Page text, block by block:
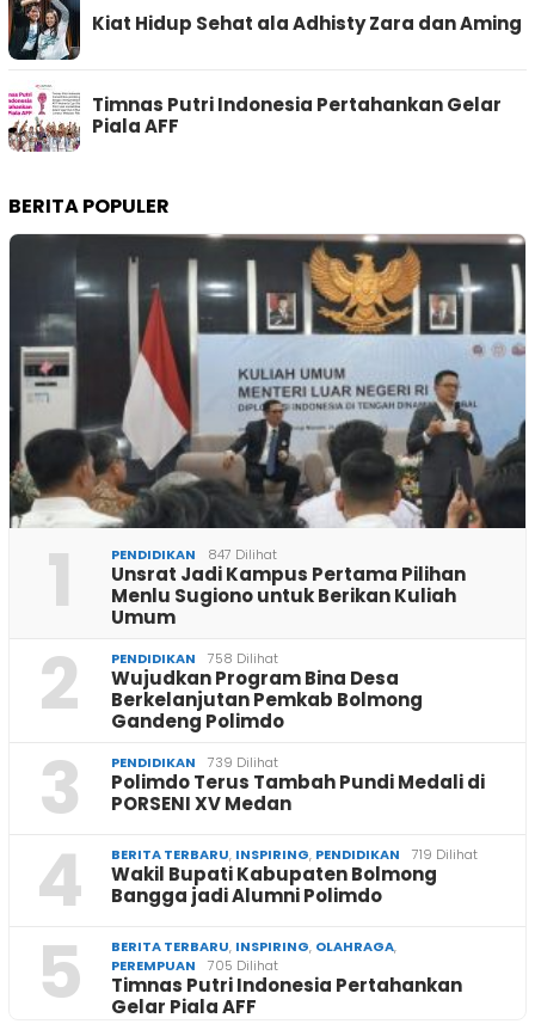
Kiat Hidup Sehat ala Adhisty Zara dan Aming
Timnas Putri Indonesia Pertahankan Gelar
Piala AFF
BERITA POPULER
1 PENDIDIKAN 847 Dilihat
Unsrat Jadi Kampus Pertama Pilihan
Menlu Sugiono untuk Berikan Kuliah
Umum
2 PENDIDIKAN 758 Dilihat
Wujudkan Program Bina Desa
Berkelanjutan Pemkab Bolmong
Gandeng Polimdo
3 PENDIDIKAN 739 Dilihat
Polimdo Terus Tambah Pundi Medali di
PORSENI XV Medan
4 BERITA TERBARU, INSPIRING, PENDIDIKAN 719 Dilihat
Wakil Bupati Kabupaten Bolmong
Bangga jadi Alumni Polimdo
5 BERITA TERBARU, INSPIRING, OLAHRAGA,
PEREMPUAN
705 Dilihat
Timnas Putri Indonesia Pertahankan
Gelar Piala AFF